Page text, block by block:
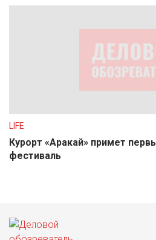
LIFE
Курорт «Аракай» примет
фестиваль